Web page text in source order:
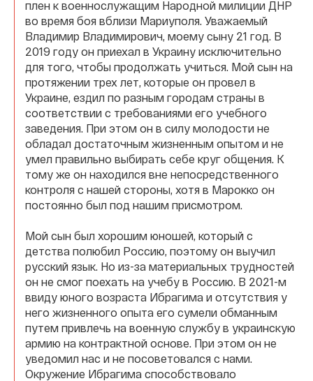
плен к военнослужащим Народной милиции ДНР
во время боя вблизи Мариуполя. Уважаемый
Владимир Владимирович, моему сыну 21 год. В
2019 году он приехал в Украину исключительно
для того, чтобы продолжать учиться. Мой сын на
протяжении трех лет, которые он провел в
Украине, ездил по разным городам страны в
соответствии с требованиями его учебного
заведения. При этом он в силу молодости не
обладал достаточным жизненным опытом и не
умел правильно выбирать себе круг общения. К
тому же он находился вне непосредственного
контроля с нашей стороны, хотя в Марокко он
постоянно был под нашим присмотром.
Мой сын был хорошим юношей, который с
детства полюбил Россию, поэтому он выучил
русский язык. Но из-за материальных трудностей
он не смог поехать на учебу в Россию. В 2021-м
ввиду юного возраста Ибрагима и отсутствия у
него жизненного опыта его сумели обманным
путем привлечь на военную службу в украинскую
армию на контрактной основе. При этом он не
уведомил нас и не посоветовался с нами.
Окружение Ибрагима способствовало